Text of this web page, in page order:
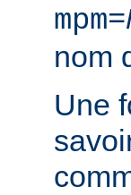
mpm=
nom
Une